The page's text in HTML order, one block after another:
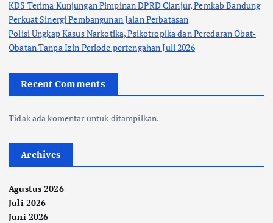
KDS Terima Kunjungan Pimpinan DPRD Cianjur, Pemkab Bandung
Perkuat Sinergi Pembangunan Jalan Perbatasan
Polisi Ungkap Kasus Narkotika, Psikotropika dan Peredaran Obat-
Obatan Tanpa Izin Periode pertengahan Juli 2026
Recent Comments
Tidak ada komentar untuk ditampilkan.
Archives
Agustus 2026
Juli 2026
Juni 2026